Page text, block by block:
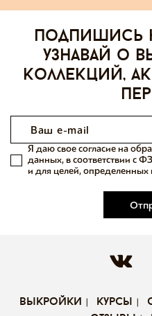
Подпишись
узнавай о
коллекций,
Я даю свое согласие на
данных, в соответствии с
и для целей, определенных
выкройки курсы